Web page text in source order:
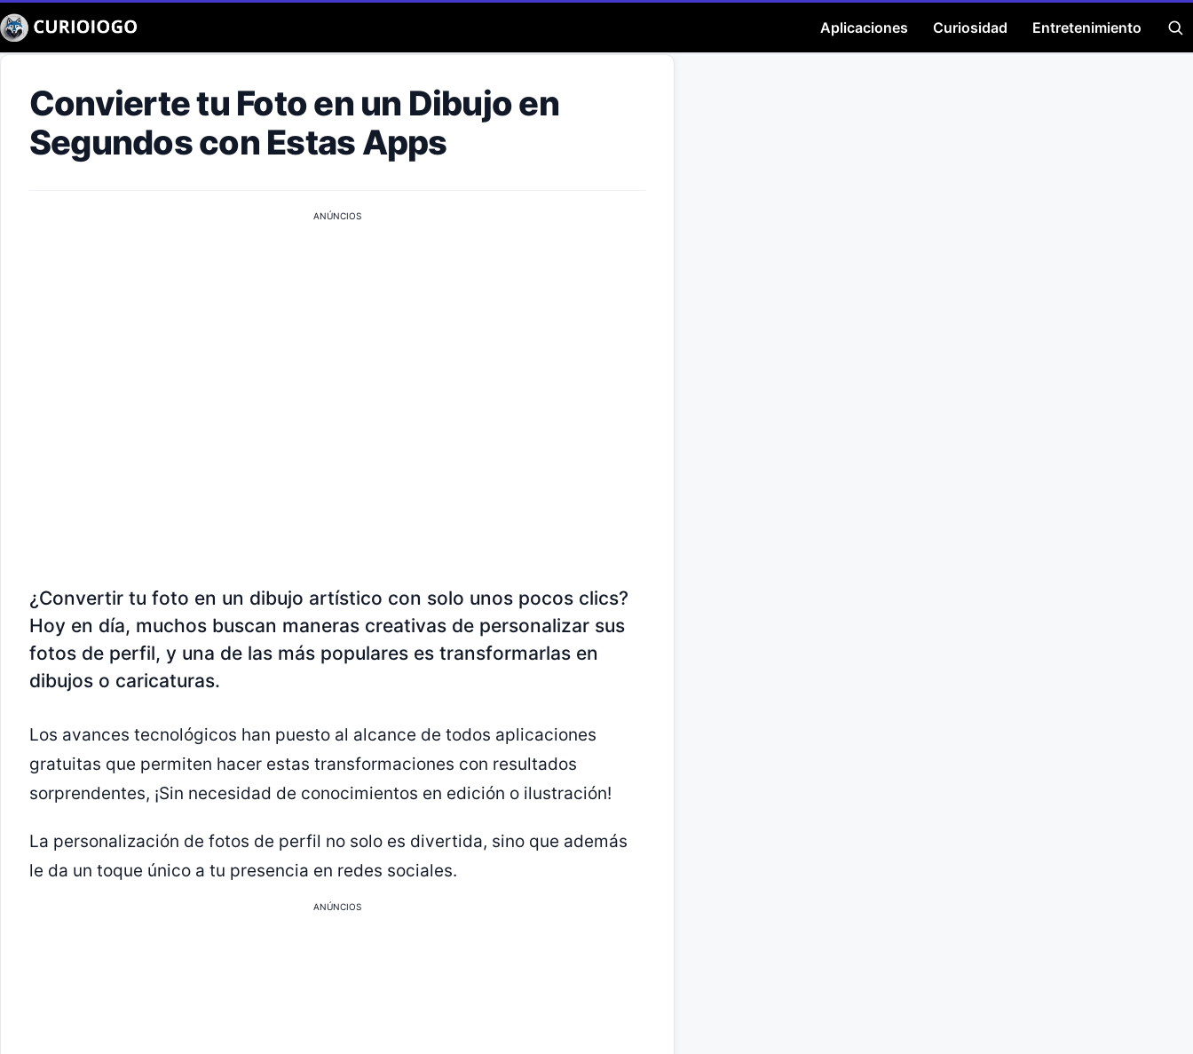
Aplicaciones Curiosidad Entretenimiento
Convierte tu Foto en un Dibujo en
Segundos con Estas Apps
ANÚNCIOS
¿Convertir tu foto en un dibujo artístico con solo unos pocos clics?
Hoy en día, muchos buscan maneras creativas de personalizar sus
fotos de perfil, y una de las más populares es transformarlas en
dibujos o caricaturas.
Los avances tecnológicos han puesto al alcance de todos aplicaciones
gratuitas que permiten hacer estas transformaciones con resultados
sorprendentes, ¡Sin necesidad de conocimientos en edición o ilustración!
La personalización de fotos de perfil no solo es divertida, sino que además
le da un toque único a tu presencia en redes sociales.
ANÚNCIOS